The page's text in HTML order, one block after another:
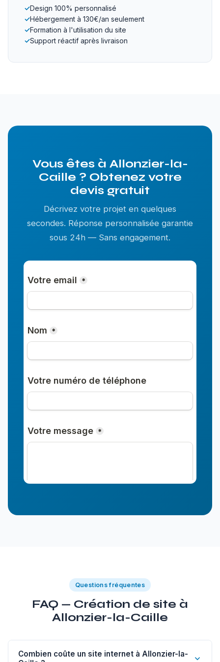
✓Design 100% personnalisé
✓Hébergement à 130€/an seulement
✓Formation à l'utilisation du site
✓Support réactif après livraison
Vous êtes à Allonzier-la-
Caille ? Obtenez votre
devis gratuit
Décrivez votre projet en quelques
secondes. Réponse personnalisée garantie
sous 24h — Sans engagement.
Questions fréquentes
FAQ — Création de site à
Allonzier-la-Caille
Combien coûte un site internet à Allonzier-la-